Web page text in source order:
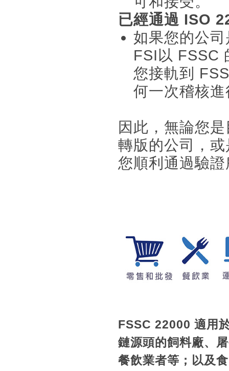
已經通過 ISO
如果您的公
FSI以 FSSC
您接軌到
何一次稽核
因此，無論您
轉版的公司，
您順利通過驗
FSSC 22000 適用
鏈源頭的飼料廠、
餐飲業者等；以及